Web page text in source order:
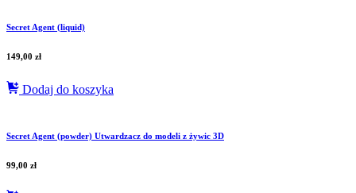
Secret Agent (liquid)
149,00 zł
Dodaj do koszyka
Secret Agent (powder) Utwardzacz do modeli z żywic 3D
99,00 zł